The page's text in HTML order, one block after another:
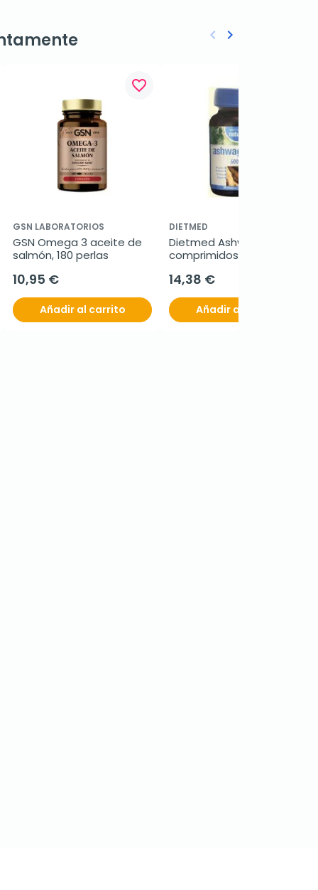
favorite_border
GSN LABORATORIOS
GSN Omega 3 aceite de
salmón, 180 perlas
10,95 €
Añadir al carrito
DIETMED
Dietmed Ashwaganda, 30
comprimidos de 600 mg
14,38 €
Añadir al carrito
Anterior
keyboard_arrow_left Siguiente
keyboard_arrow_right